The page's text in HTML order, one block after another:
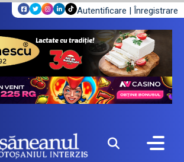
Autentificare | Înregistrare